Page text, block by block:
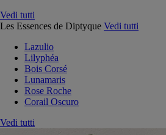
Vedi tutti
Les Essences de Diptyque Vedi tutti
Lazulio
Lilyphéa
Bois Corsé
Lunamaris
Rose Roche
Corail Oscuro
Vedi tutti